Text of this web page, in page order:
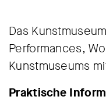
Das
Performances,
Kunstmuseums
Praktische